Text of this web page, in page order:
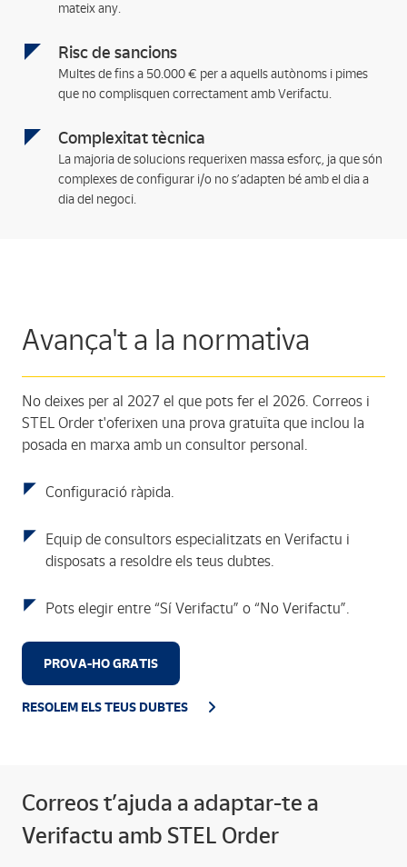
mateix any.
Risc de sancions
Multes de fins a 50.000 € per a aquells autònoms i pimes
que no complisquen correctament amb Verifactu.
Complexitat tècnica
La majoria de solucions requerixen massa esforç, ja que són
complexes de configurar i/o no s’adapten bé amb el dia a
dia del negoci.
Avança't a la normativa
No deixes per al 2027 el que pots fer el 2026. Correos i
STEL Order t'oferixen una prova gratuïta que inclou la
posada en marxa amb un consultor personal.
Configuració ràpida.
Equip de consultors especialitzats en Verifactu i
disposats a resoldre els teus dubtes.
Pots elegir entre “Sí Verifactu” o “No Verifactu”.
PROVA-HO GRATIS
RESOLEM ELS TEUS DUBTES
Correos t’ajuda a adaptar-te a
Verifactu amb STEL Order